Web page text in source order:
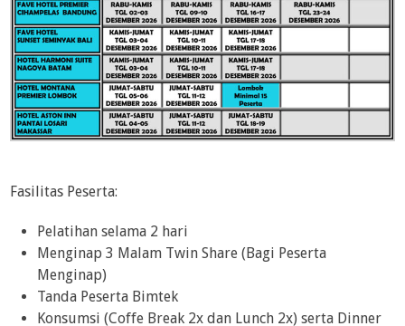
Fasilitas Peserta:
Pelatihan selama 2 hari
Menginap 3 Malam Twin Share (Bagi Peserta
Menginap)
Tanda Peserta Bimtek
Konsumsi (Coffe Break 2x dan Lunch 2x) serta Dinner